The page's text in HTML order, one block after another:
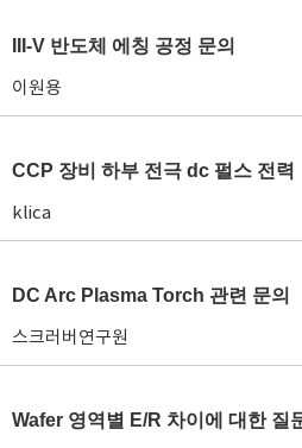
III-V 반도체 에칭 공정 문의
이원용
CCP 장비 하부 전극 dc 펄스 전력
klica
DC Arc Plasma Torch 관련 문의
스크러버연구원